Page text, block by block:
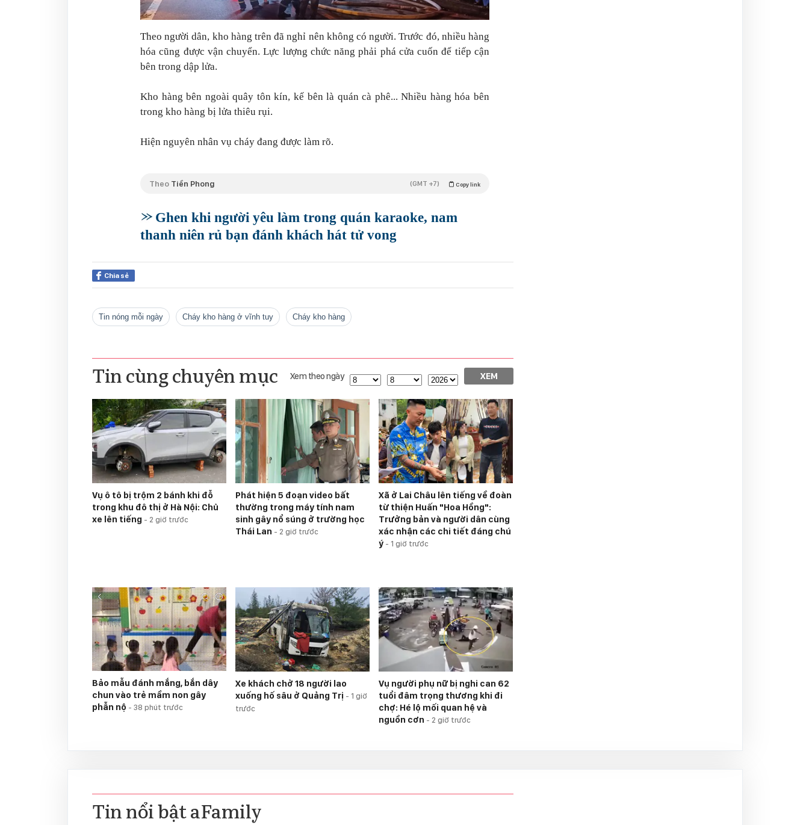
Theo người dân, kho hàng trên đã nghỉ nên không có người. Trước đó, nhiều hàng
hóa cũng được vận chuyển. Lực lượng chức năng phải phá cửa cuốn để tiếp cận
bên trong dập lửa.
Kho hàng bên ngoài quây tôn kín, kế bên là quán cà phê... Nhiều hàng hóa bên
trong kho hàng bị lửa thiêu rụi.
Hiện nguyên nhân vụ cháy đang được làm rõ.
Theo Tiền Phong Copy link
(GMT +7)
Ghen khi người yêu làm trong quán karaoke, nam
thanh niên rủ bạn đánh khách hát tử vong
Chia sẻ
tin nóng mỗi ngày cháy kho hàng ở vĩnh tuy Cháy kho hàng
Tin cùng chuyên mục Xem theo ngày XEM
Vụ ô tô bị trộm 2 bánh khi đỗ
trong khu đô thị ở Hà Nội: Chủ
xe lên tiếng - 2 giờ trước
Phát hiện 5 đoạn video bất
thường trong máy tính nam
sinh gây nổ súng ở trường học
Thái Lan - 2 giờ trước
Xã ở Lai Châu lên tiếng về đoàn
từ thiện Huấn "Hoa Hồng":
Trưởng bản và người dân cùng
xác nhận các chi tiết đáng chú
ý - 1 giờ trước
Bảo mẫu đánh mắng, bắn dây
chun vào trẻ mầm non gây
phẫn nộ - 38 phút trước
Xe khách chở 18 người lao
xuống hố sâu ở Quảng Trị - 1 giờ
trước
Vụ người phụ nữ bị nghi can 62
tuổi đâm trọng thương khi đi
chợ: Hé lộ mối quan hệ và
nguồn cơn - 2 giờ trước
Tin nổi bật aFamily